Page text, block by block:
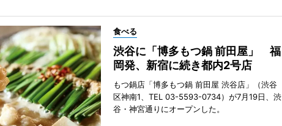
食べる
渋谷に「博多もつ鍋 前田屋」 福
岡発、新宿に続き都内2号店
もつ鍋店「博多もつ鍋 前田屋 渋谷店」（渋谷
区神南1、TEL 03-5593-0734）が7月19日、渋
谷・神宮通りにオープンした。